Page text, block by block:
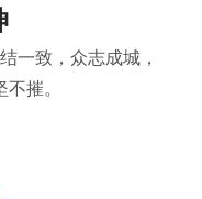
一致，众志成城，
摧。